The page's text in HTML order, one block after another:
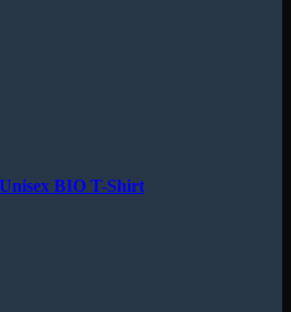
BIO T-Shirt